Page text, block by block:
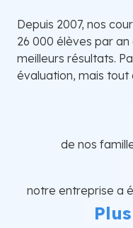
Depuis 2007, nos
26 000 élèves par
meilleurs résultats.
évaluation, mais tout
de nos
notre entreprise a